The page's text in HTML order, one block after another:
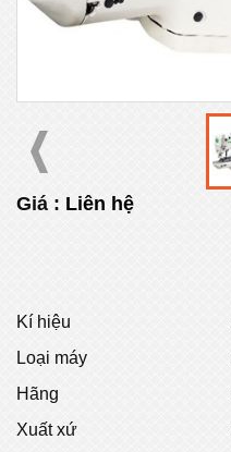
Giá : Liên hệ
Kí hiệu
Loại máy
Hãng
Xuất xứ